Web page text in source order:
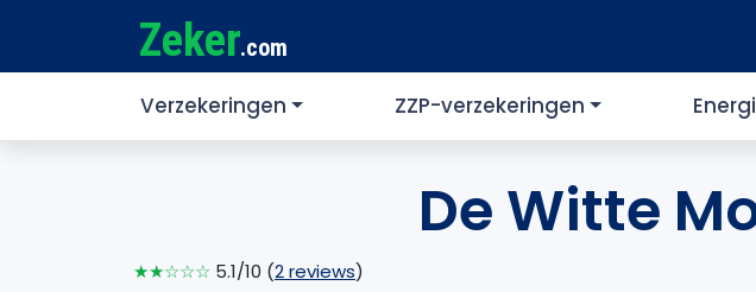
Zeker.com
Verzekeringen ZZP-verzekeringen
De Witte
★★☆☆☆ 5.1/10 (2 reviews)